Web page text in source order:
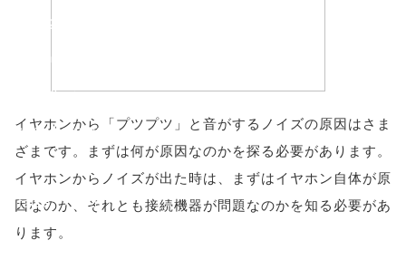
height=450,
toolbar=no,
scrollbars=yes'
false;"> シェア
イヤホンから「プツプツ」と音がするノイズの原因はさま
ざまです。まずは何が原因なのかを探る必要があります。
イヤホンからノイズが出た時は、まずはイヤホン自体が原
因なのか、それとも接続機器が問題なのかを知る必要があ
ります。